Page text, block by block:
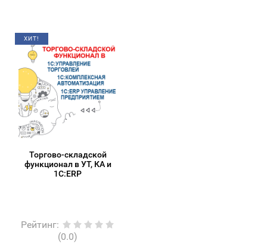
ХИТ!
Торгово-складской
функционал в УТ, КА и
1С:ERP
Рейтинг:
(0.0)